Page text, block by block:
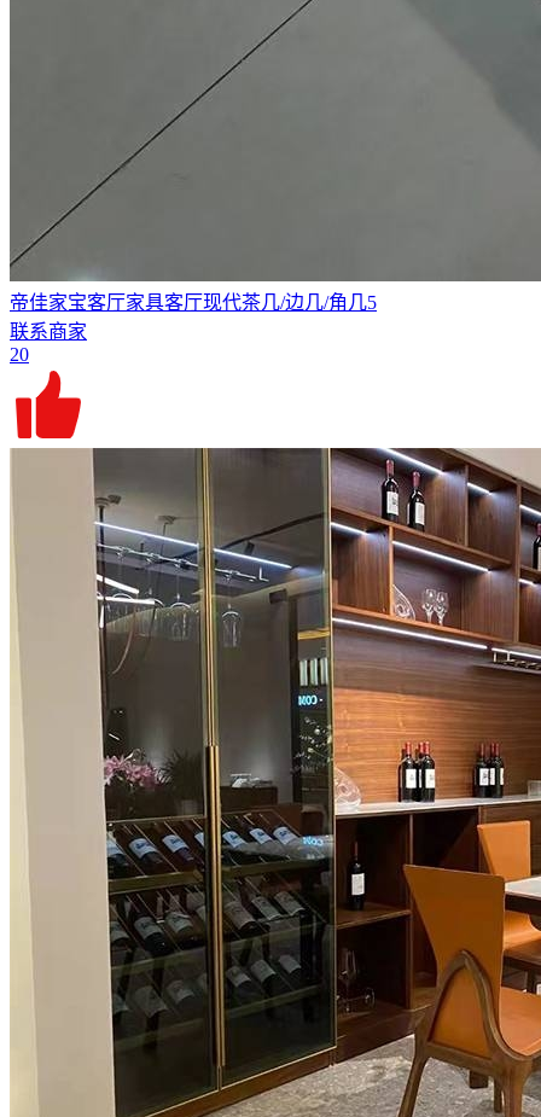
帝佳家宝客厅家具客厅现代茶几/边几/角几5
联系商家
20